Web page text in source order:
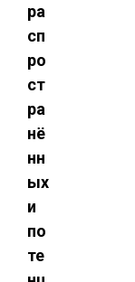
ра
сп
ро
ст
ра
нё
нн
ых
и
по
те